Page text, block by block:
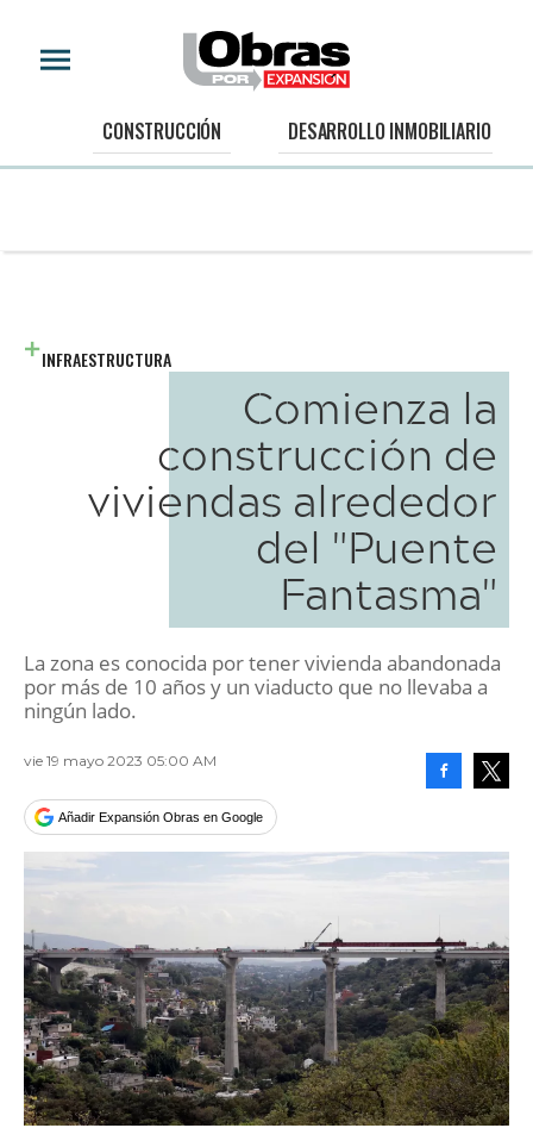
CONSTRUCCIÓN DESARROLLO INMOBILIARIO
INFRAESTRUCTURA
Comienza la
construcción de
viviendas alrededor
del "Puente
Fantasma"
La zona es conocida por tener vivienda abandonada
por más de 10 años y un viaducto que no llevaba a
ningún lado.
vie 19 mayo 2023 05:00 AM
Añadir Expansión Obras en Google